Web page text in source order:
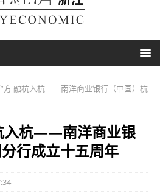
”方 融杭入杭——南洋商业银行（中国）杭
入杭——南洋商业银
行成立十五周年